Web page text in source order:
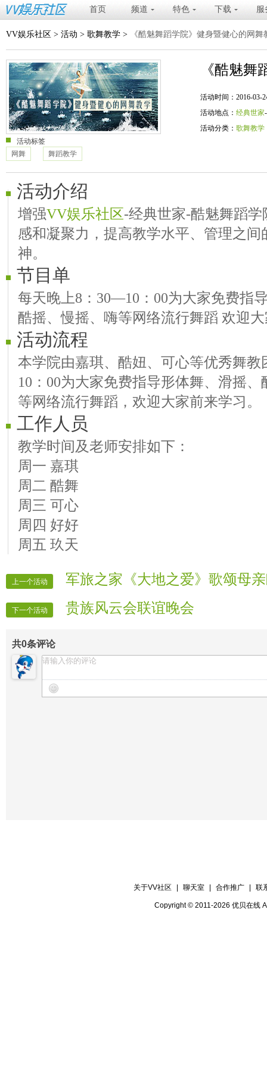
首页 频道 特色 下载 服
VV娱乐社区 > 活动 > 歌舞教学 > 《酷魅舞蹈学院》健身暨健心的网舞
《酷魅
活动时间：2016-03-
活动地点： 经典世家
活动分类： 歌舞教学
活动标签
网舞
舞蹈教学
活动介绍
增强VV娱乐社区-经典世家-酷魅舞蹈
感和凝聚力，提高教学水平、管理之
神。
节目单
每天晚上8：30—10：00为大家免费指
酷摇、慢摇、嗨等网络流行舞蹈 欢迎
活动流程
本学院由嘉琪、酷妞、可心等优秀舞
10：00为大家免费指导形体舞、滑摇
等网络流行舞蹈，欢迎大家前来学习。
工作人员
教学时间及老师安排如下：
周一 嘉琪
周二 酷舞
周三 可心
周四 好好
周五 玖天
上一个活动 军旅之家《大地之爱》歌颂母
下一个活动 贵族风云会联谊晚会
共0条评论
关于VV社区 聊天室 合作推广 联
Copyright © 2011-2026 优贝在线